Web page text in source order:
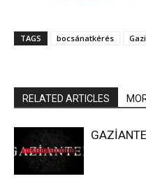
TAGS bocsánatkérés
RELATED ARTICLES